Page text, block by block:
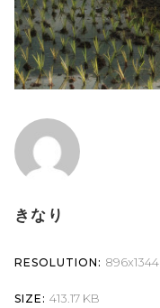
きなり
RESOLUTION: 896x1344
SIZE: 413.17 KB